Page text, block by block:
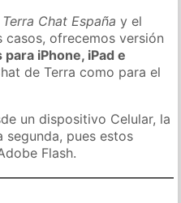
Terra Chat España y el
casos, ofrecemos versión
iPhone, iPad e
de Terra como para el
un dispositivo Celular, la
segunda, pues estos
Flash.